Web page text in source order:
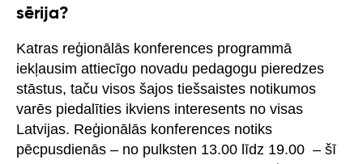
sērija?
Katras reģionālās konferences programmā
iekļausim attiecīgo novadu pedagogu pieredzes
stāstus, taču visos šajos tiešsaistes notikumos
varēs piedalīties ikviens interesents no visas
Latvijas. Reģionālās konferences notiks
pēcpusdienās – no pulksten 13.00 līdz 19.00 – šī